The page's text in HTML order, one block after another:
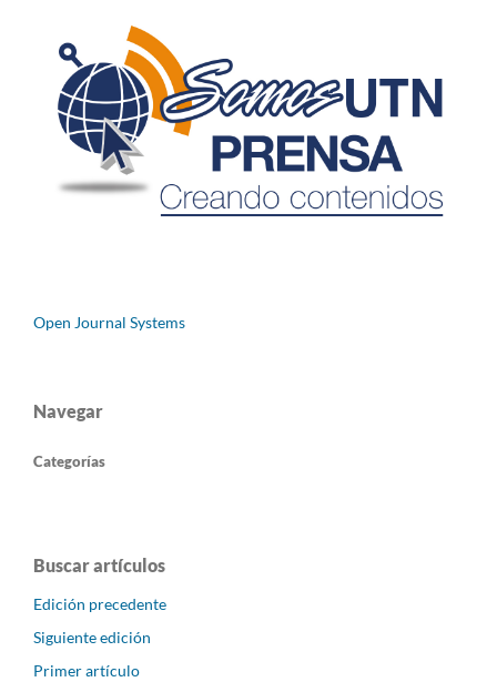
Open Journal Systems
Navegar
Categorías
Buscar artículos
Edición precedente
Siguiente edición
Primer artículo